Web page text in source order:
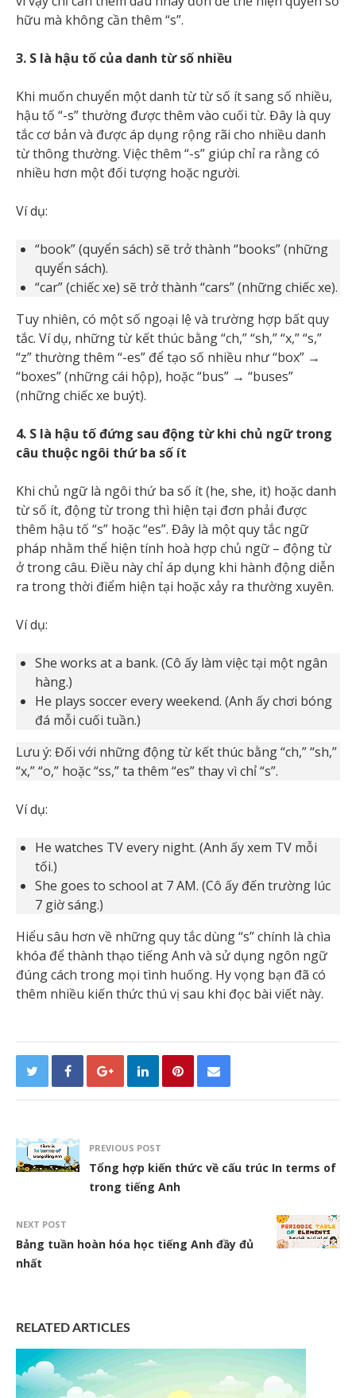
hữu mà không cần thêm “s”.
3. S là hậu tố của danh từ số nhiều
Khi muốn chuyển một danh từ từ số ít sang số nhiều,
hậu tố “-s” thường được thêm vào cuối từ. Đây là quy
tắc cơ bản và được áp dụng rộng rãi cho nhiều danh
từ thông thường. Việc thêm “-s” giúp chỉ ra rằng có
nhiều hơn một đối tượng hoặc người.
Ví dụ:
“book” (quyển sách) sẽ trở thành “books” (những
quyển sách).
“car” (chiếc xe) sẽ trở thành “cars” (những chiếc xe).
Tuy nhiên, có một số ngoại lệ và trường hợp bất quy
tắc. Ví dụ, những từ kết thúc bằng “ch,” “sh,” “x,” “s,”
“z” thường thêm “-es” để tạo số nhiều như “box” →
“boxes” (những cái hộp), hoặc “bus” → “buses”
(những chiếc xe buýt).
4. S là hậu tố đứng sau động từ khi chủ ngữ trong
câu thuộc ngôi thứ ba số ít
Khi chủ ngữ là ngôi thứ ba số ít (he, she, it) hoặc danh
từ số ít, động từ trong thì hiện tại đơn phải được
thêm hậu tố “s” hoặc “es”. Đây là một quy tắc ngữ
pháp nhằm thể hiện tính hoà hợp chủ ngữ – động từ
ở trong câu. Điều này chỉ áp dụng khi hành động diễn
ra trong thời điểm hiện tại hoặc xảy ra thường xuyên.
Ví dụ:
She works at a bank. (Cô ấy làm việc tại một ngân
hàng.)
He plays soccer every weekend. (Anh ấy chơi bóng
đá mỗi cuối tuần.)
Lưu ý: Đối với những động từ kết thúc bằng “ch,” “sh,”
“x,” “o,” hoặc “ss,” ta thêm “es” thay vì chỉ “s”.
Ví dụ:
He watches TV every night. (Anh ấy xem TV mỗi
tối.)
She goes to school at 7 AM. (Cô ấy đến trường lúc
7 giờ sáng.)
Hiểu sâu hơn về những quy tắc dùng “s” chính là chìa
khóa để thành thạo tiếng Anh và sử dụng ngôn ngữ
đúng cách trong mọi tình huống. Hy vọng bạn đã có
thêm nhiều kiến thức thú vị sau khi đọc bài viết này.
PREVIOUS POST
Tổng hợp kiến thức về cấu trúc In terms of
trong tiếng Anh
NEXT POST
Bảng tuần hoàn hóa học tiếng Anh đầy đủ
nhất
RELATED ARTICLES